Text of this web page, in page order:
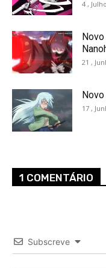
4 ,
21 ,
17 ,
1 COMENTÁRIO
Subscreve